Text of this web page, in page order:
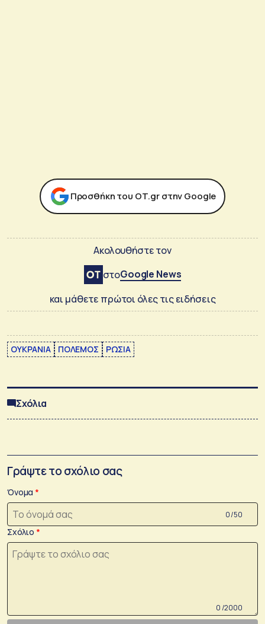
Προσθήκη του ΟΤ.gr στην Google
Ακολουθήστε τον
στοGoogle News
και μάθετε πρώτοι όλες τις ειδήσεις
ΟΥΚΡΑΝΙΑ ΠΟΛΕΜΟΣ ΡΩΣΙΑ
Σχόλια
Γράψτε το σχόλιο σας
Όνομα
0 /50
Σχόλιο
0 /2000